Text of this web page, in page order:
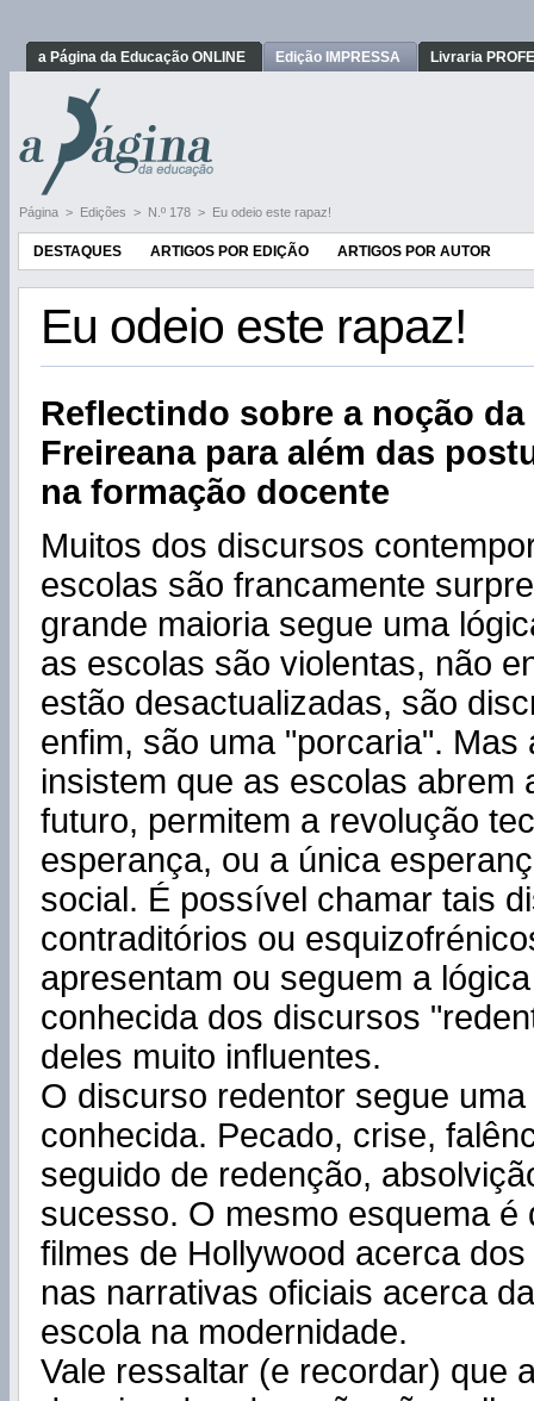
a Página da Educação ONLINE Edição IMPRESSA Livraria
Página > Edições > N.º 178 > Eu odeio este rapaz!
DESTAQUES ARTIGOS POR EDIÇÃO ARTIGOS POR AUTOR
Eu odeio este rapaz!
Reflectindo sobre a noção da
Freireana para além das
na formação docente
Muitos dos discursos
escolas são francamente
grande maioria segue uma
as escolas são violentas, não
estão desactualizadas, são
enfim, são uma "porcaria". Mas
insistem que as escolas abrem
futuro, permitem a revolução
esperança, ou a única
social. É possível chamar tais
contraditórios ou
apresentam ou seguem a
conhecida dos discursos
deles muito influentes.
O discurso redentor segue
conhecida. Pecado, crise,
seguido de redenção,
sucesso. O mesmo esquema é
filmes de Hollywood acerca
nas narrativas oficiais acerca
escola na modernidade.
Vale ressaltar (e recordar) que